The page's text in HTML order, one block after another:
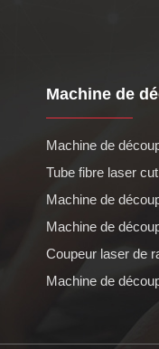
Machine de
Machine de
Tube fibre laser
Machine de
Machine de
Coupeur laser de
Machine de